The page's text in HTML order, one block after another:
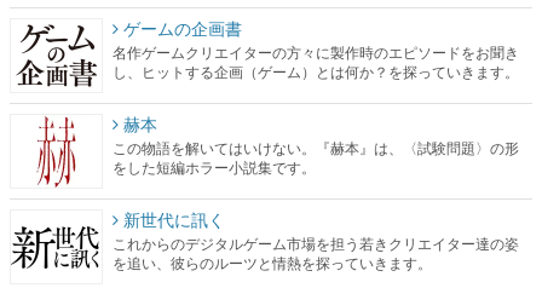
ゲームの企画書
名作ゲームクリエイターの方々に製作時のエピソードをお聞き
し、ヒットする企画（ゲーム）とは何か？を探っていきます。
赫本
この物語を解いてはいけない。『赫本』は、〈試験問題〉の形
をした短編ホラー小説集です。
新世代に訊く
これからのデジタルゲーム市場を担う若きクリエイター達の姿
を追い、彼らのルーツと情熱を探っていきます。